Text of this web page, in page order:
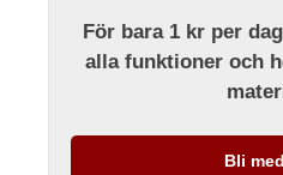
För bara 1 kr per
alla funktioner och
Bli